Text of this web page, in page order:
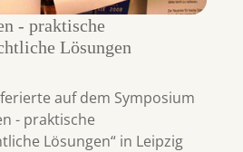
- praktische
Lösungen
auf dem Symposium
- praktische
Lösungen“ in Leipzig